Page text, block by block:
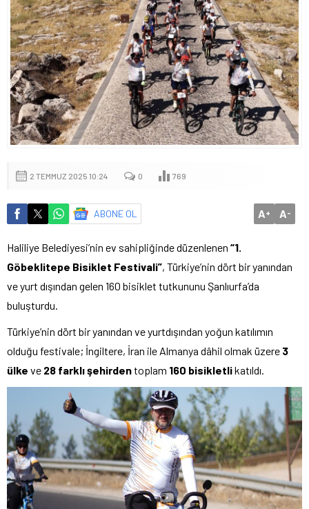
2 TEMMUZ 2025 10:24 0 769
ABONE OL A+ A-
Haliliye Belediyesi’nin ev sahipliğinde düzenlenen “1.
Göbeklitepe Bisiklet Festivali”, Türkiye’nin dört bir yanından
ve yurt dışından gelen 160 bisiklet tutkununu Şanlıurfa’da
buluşturdu.
Türkiye’nin dört bir yanından ve yurtdışından yoğun katılımın
olduğu festivale; İngiltere, İran ile Almanya dâhil olmak üzere 3
ülke ve 28 farklı şehirdentoplam 160 bisikletlikatıldı.